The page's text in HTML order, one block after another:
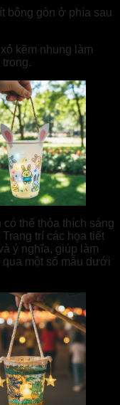
bông gòn ở phía sau
kẽm nhung làm
thể thỏa thích sáng
trí các họa tiết
ý nghĩa, giúp làm
một số mẫu dưới